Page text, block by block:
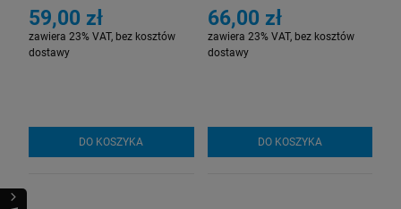
59,00 zł
zawiera 23% VAT, bez kosztów
dostawy
DO KOSZYKA
66,00 zł
zawiera 23% VAT, bez kosztów
dostawy
DO KOSZYKA